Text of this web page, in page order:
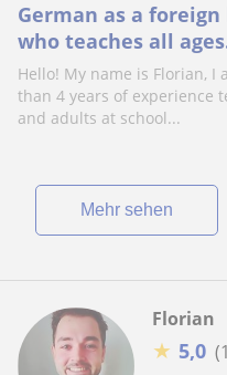
German as a foreign
who teaches all
years of experience
Gymnasium,
Hello! My name is Florian, I
than 4 years of experience
and adults at school...
Mehr sehen
Florian
★ 5,0